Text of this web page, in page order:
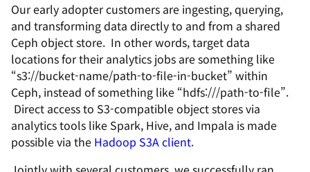
Our early adopter customers are ingesting, querying,
and transforming data directly to and from a shared
Ceph object store. In other words, target data
locations for their analytics jobs are something like
“s3://bucket-name/path-to-file-in-bucket” within
Ceph, instead of something like “hdfs:///path-to-file”.
Direct access to S3-compatible object stores via
analytics tools like Spark, Hive, and Impala is made
possible via the Hadoop S3A client.